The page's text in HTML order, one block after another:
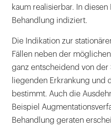
kaum realisierbar. In
Behandlung indiziert.
Die Indikation zur
Fällen neben der
ganz entscheidend von
liegenden Erkrankung und
bestimmt. Auch die
Beispiel
Behandlung geraten